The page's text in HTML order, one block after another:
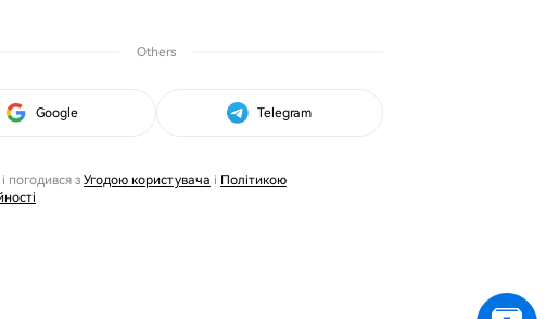
Others
Google Telegram
погодився з Угодою користувача і Політикою